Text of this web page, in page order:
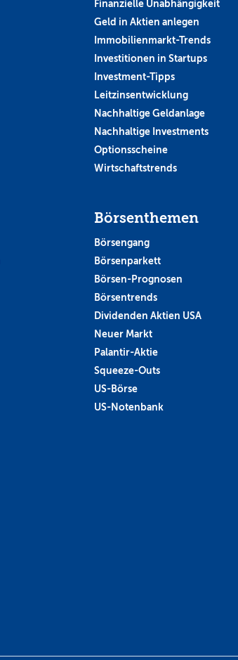
Finanzielle Unabhängigkeit
Geld in Aktien anlegen
Immobilienmarkt-Trends
Investitionen in Startups
Investment-Tipps
Leitzinsentwicklung
Nachhaltige Geldanlage
Nachhaltige Investments
Optionsscheine
Wirtschaftstrends
Börsenthemen
Börsengang
Börsenparkett
Börsen-Prognosen
Börsentrends
Dividenden Aktien USA
Neuer Markt
Palantir-Aktie
Squeeze-Outs
US-Börse
US-Notenbank